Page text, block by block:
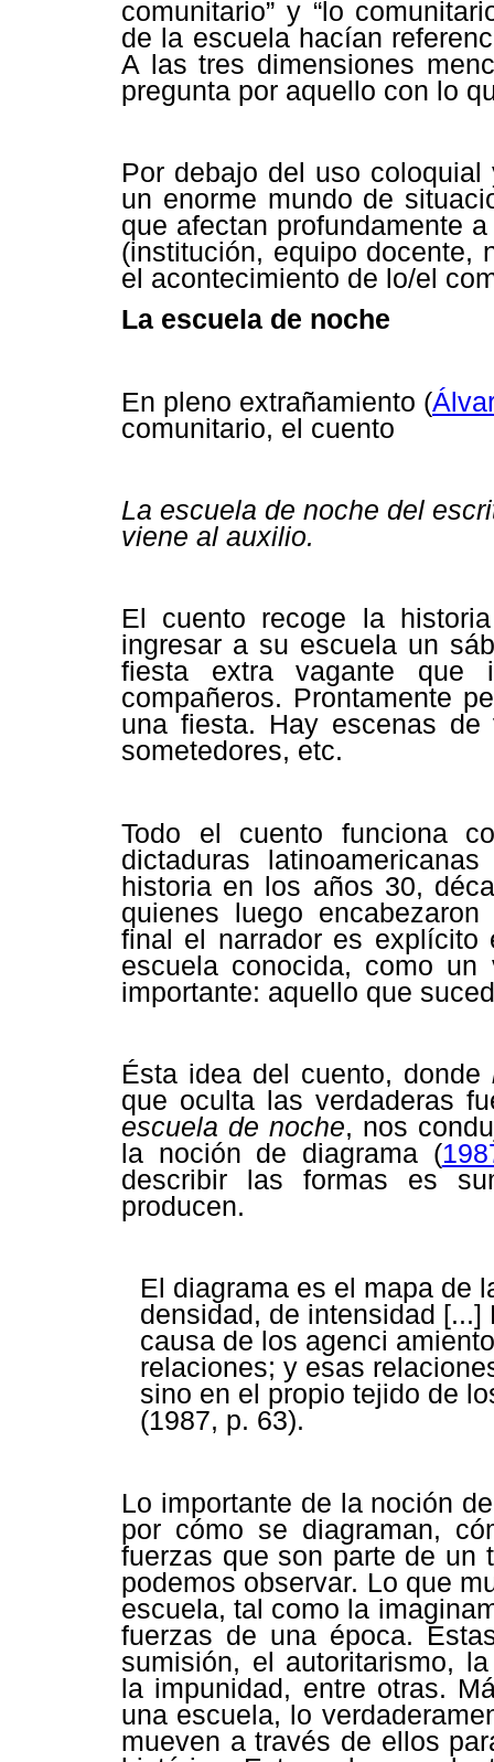
comunitario” y “lo
de la escuela hacían
A las tres dimensiones
pregunta por aquello con lo
Por debajo del uso
un enorme mundo de
que afectan profundamente
(institución, equipo docente,
el acontecimiento de lo/el
La escuela de noche
En pleno extrañamiento (
comunitario, el cuento
La escuela de noche del
viene al auxilio.
El cuento recoge la
ingresar a su escuela un
fiesta extra vagante que
compañeros. Prontamente
una fiesta. Hay escenas
sometedores, etc.
Todo el cuento funciona
dictaduras
historia en los años 30,
quienes luego
final el narrador es
escuela conocida, como un
importante: aquello que
Ésta idea del cuento, donde
que oculta las verdaderas
escuela de noche, nos
la noción de diagrama (
describir las formas es
producen.
El diagrama es el mapa de
densidad, de intensidad
causa de los agenci
relaciones; y esas
sino en el propio tejido de
(1987, p. 63).
Lo importante de la noción
por cómo se diagraman,
fuerzas que son parte de un
podemos observar. Lo que
escuela, tal como la
fuerzas de una época.
sumisión, el autoritarismo,
la impunidad, entre otras.
una escuela, lo
mueven a través de ellos